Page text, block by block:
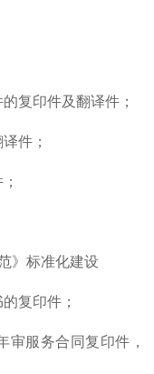
复印件及翻译件；
件；
》标准化建设
复印件；
服务合同复印件，